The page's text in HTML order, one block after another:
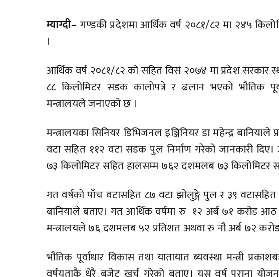
म्याग्दी– गण्डकी प्रदेशमा आर्थिक वर्ष २०८१/८२ मा २४५
।
आर्थिक वर्ष २०८१/८२ को सहित विसं २०७४ मा प्रदेश
८८ किलोमिटर सडक कालोपत्रे र ढलान भएको भौतिक
मन्त्रालयले जनाएको छ ।
मन्त्रालयका सिनियर डिभिजनल इञ्जिनियर डा महेन्द्र
वटा सहित ११२ वटा सडक पुल निर्माण गरेको जानकारी
७३ किलोमिटर सहित हालसम्म ७६२ दशमलब ७३ किलोमिटर
गत वर्षको पाँच वटासहित ८७ वटा झोलुङ्गे पुल र ३९
बानियाले बताए। गत आर्थिक वर्षमा रु १२ अर्ब ७१ करोड
मन्त्रालयले ७६ दशमलब ५२ प्रतिशत अथवा रु नौ अर्ब ७२
भौतिक पूर्वाधार विकास तथा यातायात ब्यवस्था मन्त्री